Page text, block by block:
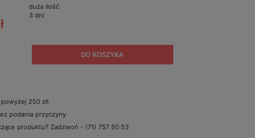
duża ilość
3 dni
DO KOSZYKA
250 zł!
podania przyczyny
produktu? Zadzwoń - (71) 757 50 53